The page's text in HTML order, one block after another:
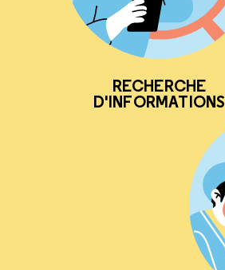
RECHERCHE
D'INFORMATIONS